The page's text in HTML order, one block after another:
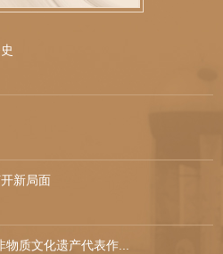
新局面
物质文化遗产代表作...